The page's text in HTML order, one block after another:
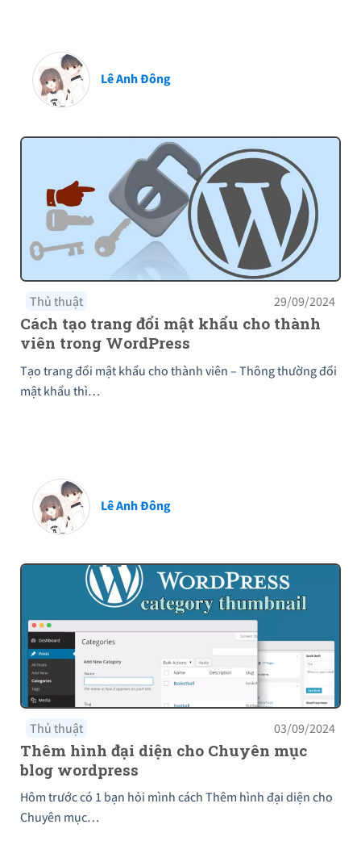
Lê Anh Đông
Thủ thuật 29/09/2024
Cách tạo trang đổi mật khẩu cho thành
viên trong WordPress
Tạo trang đổi mật khẩu cho thành viên – Thông thường đổi
mật khẩu thì…
Lê Anh Đông
Thủ thuật 03/09/2024
Thêm hình đại diện cho Chuyên mục
blog wordpress
Hôm trước có 1 bạn hỏi mình cách Thêm hình đại diện cho
Chuyên mục…